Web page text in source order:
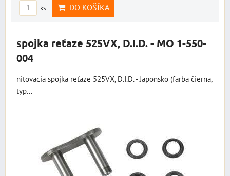
ks DO KOŠÍKA
spojka reťaze 525VX, D.I.D. - MO 1-550-
004
nitovacia spojka reťaze 525VX, D.I.D. - Japonsko (farba čierna,
typ...